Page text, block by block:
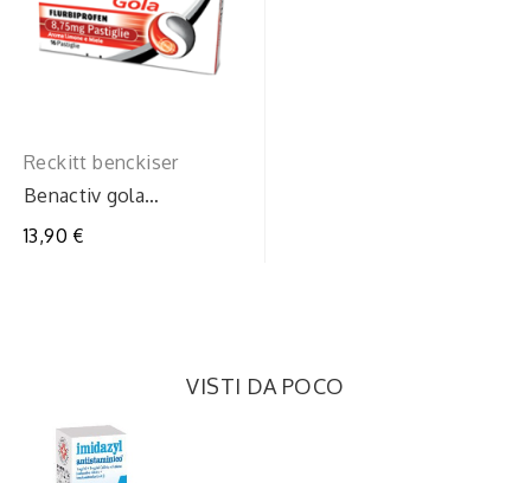
Reckitt benckiser
Benactiv gola
13,90 €
VISTI DA POCO